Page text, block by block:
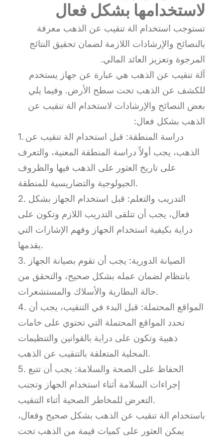
لاستخدامها بشكل فعال
تستوجب استخدام الة تنقيب عن الذهب معرفة
بالنصائح والإرشادات اللازمة لضمان تحقيق النتائج
المرجوة وتعزيز العائد المالي.
آلة تنقيب عن الذهب هي عبارة عن جهاز يستخدم
للكشف عن الذهب تحت سطح الأرض. وفيما يلي
بعض النصائح والإرشادات لاستخدام الة تنقيب عن
الذهب بشكل فعال:
1. دراسة المنطقة: قبل استخدام الة تنقيب عن
الذهب، يجب أولاً دراسة المنطقة المعنية، والتعرف
على تاريخ العثور على الذهب فيها والظروف
الجيولوجية والتضاريسية للمنطقة.
2. التدريب والتعلم: قبل استخدام الجهاز بشكل
فعال، يجب أن تتلقى التدريب اللازم وتكون على
دراية بكيفية استخدام الجهاز وفهم الإشارات التي
يقدمها.
3. الصيانة الدورية: يجب أن تقوم بصيانة الجهاز
بانتظام لضمان عمله بشكل صحيح، والتحقق من
حالة البطارية والأسلاك والمستشعرات.
4. المواقع المحتملة: قبل البدء في التنقيب، يجب أن
تحدد المواقع المحتملة التي تحتوي على خامات
ذهبية وتكون على دراية بالقوانين والتنظيمات
المحلية المتعلقة بالتنقيب عن الذهب.
5. الحفاظ على الصحة والسلامة: يجب أن تتبع
إجراءات السلامة أثناء استخدام الجهاز وتجنب
التعرض للمخاطر الصحية أثناء التنقيب.
باستخدام الة تنقيب عن الذهب بشكل صحيح وفعال،
يمكن العثور على كميات قيمة من الذهب تحت